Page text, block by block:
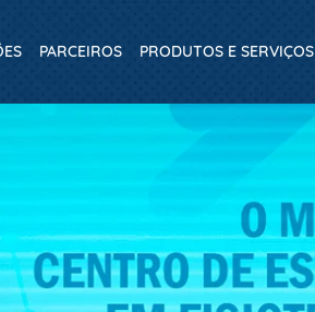
PARCEIROS PRODUTOS E SERVIÇOS